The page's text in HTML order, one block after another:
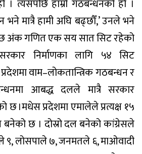
त्यसपछि हाम्रो गठबन्धनको हो ।
मात्रै हामी अघि बढ्छौँ,’ उनले भने
छ अंक गणित एक सय सात सिट रहेको
निर्माणका लागि ५४ सिट
वाम–लोकतान्त्रिक गठबन्धन र
आबद्ध दलले मात्रै सरकार
।मधेस प्रदेशमा एमालेले प्रत्यक्ष १५
छ । दोस्रो दल बनेको कांग्रेसले
९, लोसपाले ७, जनमतले ६, माओवादी